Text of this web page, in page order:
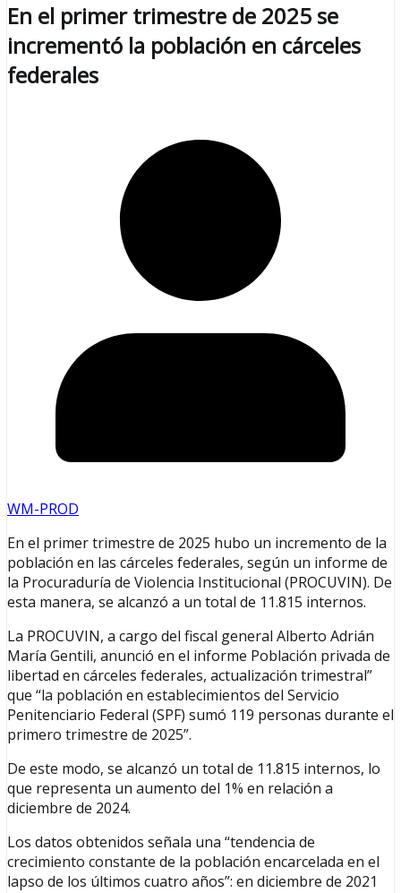
En el primer trimestre de 2025 se
incrementó la población en cárceles
federales
WM-PROD
En el primer trimestre de 2025 hubo un incremento de la
población en las cárceles federales, según un informe de
la Procuraduría de Violencia Institucional (PROCUVIN). De
esta manera, se alcanzó a un total de 11.815 internos.
La PROCUVIN, a cargo del fiscal general Alberto Adrián
María Gentili, anunció en el informe Población privada de
libertad en cárceles federales, actualización trimestral”
que “la población en establecimientos del Servicio
Penitenciario Federal (SPF) sumó 119 personas durante el
primero trimestre de 2025”.
De este modo, se alcanzó un total de 11.815 internos, lo
que representa un aumento del 1% en relación a
diciembre de 2024.
Los datos obtenidos señala una “tendencia de
crecimiento constante de la población encarcelada en el
lapso de los últimos cuatro años”: en diciembre de 2021